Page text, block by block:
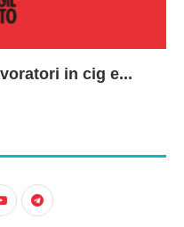
in cig e...